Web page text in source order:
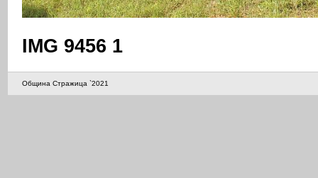
IMG 9456 1
Община Стражица `2021